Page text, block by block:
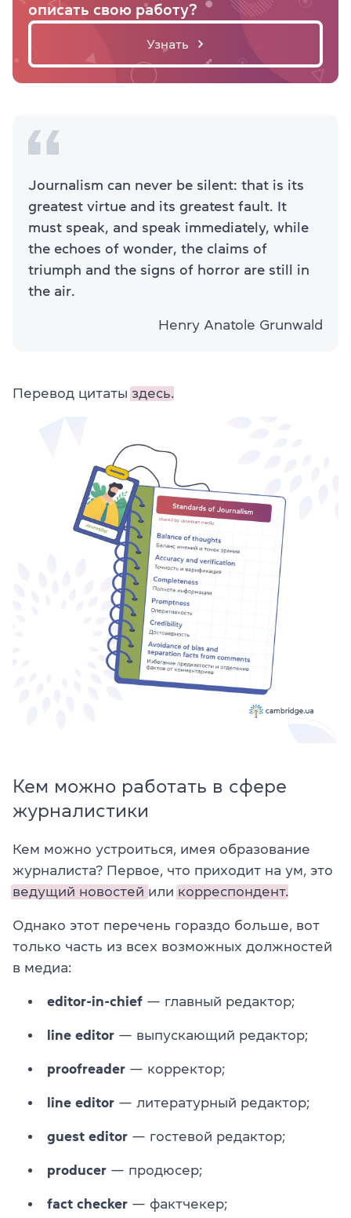
описать свою работу?
Узнать
Journalism can never be silent: that is its
greatest virtue and its greatest fault. It
must speak, and speak immediately, while
the echoes of wonder, the claims of
triumph and the signs of horror are still in
the air.
Henry Anatole Grunwald
Перевод цитаты здесь.
Кем можно работать в сфере
журналистики
Кем можно устроиться, имея образование
журналиста? Первое, что приходит на ум, это
ведущий новостей или корреспондент.
Однако этот перечень гораздо больше, вот
только часть из всех возможных должностей
в медиа:
editor-in-chief — главный редактор;
line editor — выпускающий редактор;
proofreader — корректор;
line editor — литературный редактор;
guest editor — гостевой редактор;
producer — продюсер;
fact checker — фактчекер;